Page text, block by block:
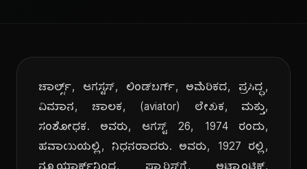
ಚಾರ್ಲ್ಸ್, ಆಗಸ್ಟಸ್, ಲಿಂಡ್‌ಬರ್ಗ್, ಅಮೆರಿಕದ, ಪ್ರಸಿದ್ಧ,
ವಿಮಾನ, ಚಾಲಕ, (aviator) ಲೇಖಕ, ಮತ್ತು,
ಸಂಶೋಧಕ. ಅವರು, ಆಗಸ್ಟ್ 26, 1974 ರಂದು,
ಹವಾಯಿಯಲ್ಲಿ, ನಿಧನರಾದರು. ಅವರು, 1927 ರಲ್ಲಿ,